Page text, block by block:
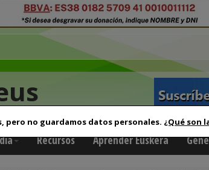
pero no guardamos datos personales. ¿Qué son
Recursos Aprender Euskera